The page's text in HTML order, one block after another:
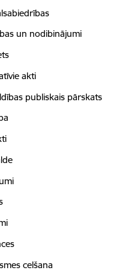
un nodibinājumi
akti
publiskais pārskats
celšana